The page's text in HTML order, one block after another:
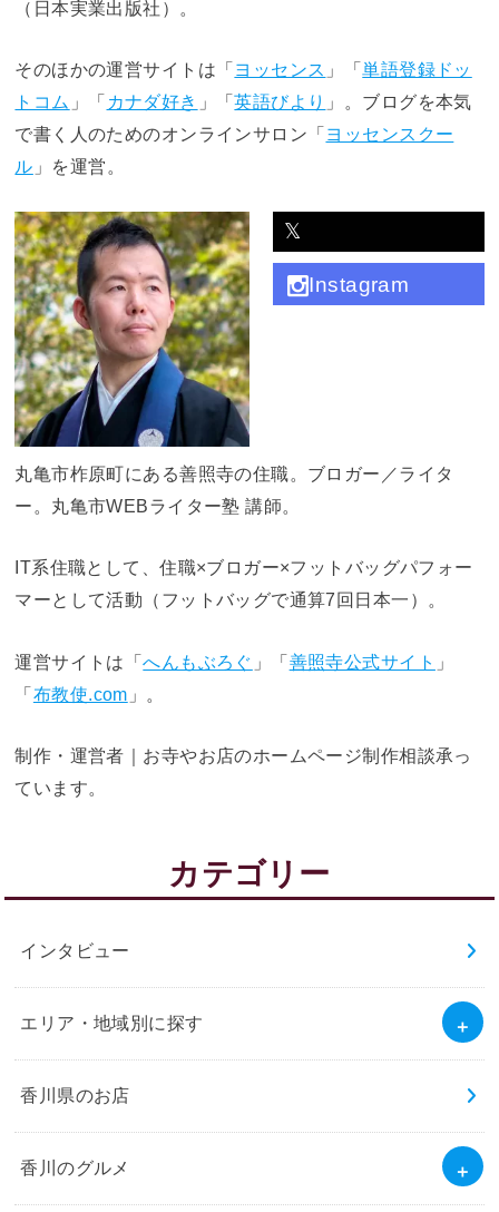
（日本実業出版社）。
そのほかの運営サイトは「ヨッセンス 」「単語登録ドッ
トコム 」「 カナダ好き 」「英語びより 」。ブログを本気
で書く人のためのオンラインサロン「ヨッセンスクー
ル 」を運営。
𝕏
Instagram
丸亀市柞原町にある善照寺の住職。ブロガー／ライタ
ー。丸亀市WEBライター塾 講師。
IT系住職として、住職×ブロガー×フットバッグパフォー
マーとして活動（フットバッグで通算7回日本一）。
運営サイトは「へんもぶろぐ 」「善照寺公式サイト 」
「布教使.com 」。
制作・運営者｜お寺やお店のホームページ制作相談承っ
ています。
カテゴリー
インタビュー
エリア・地域別に探す
香川県のお店
香川のグルメ